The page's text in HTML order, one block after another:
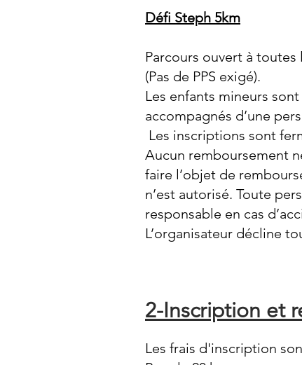
Défi Steph 5km
Parcours ouvert à
(Pas de PPS exigé).
Les enfants mineurs
accompagnés d’une
Les inscriptions sont
Aucun remboursement
faire l’objet de
n’est autorisé. Toute
responsable en cas
L’organisateur décline
2-Inscription et
Les frais d'inscription